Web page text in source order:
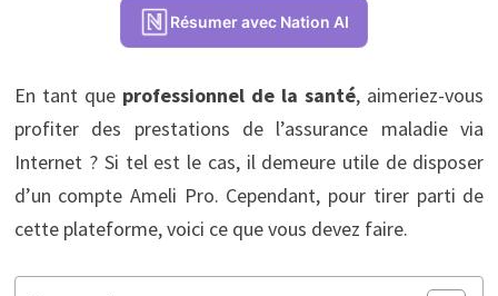
Résumer avec Nation AI
En tant que professionnel de la santé, aimeriez-vous
profiter des prestations de l’assurance maladie via
Internet ? Si tel est le cas, il demeure utile de disposer
d’un compte Ameli Pro. Cependant, pour tirer parti de
cette plateforme, voici ce que vous devez faire.